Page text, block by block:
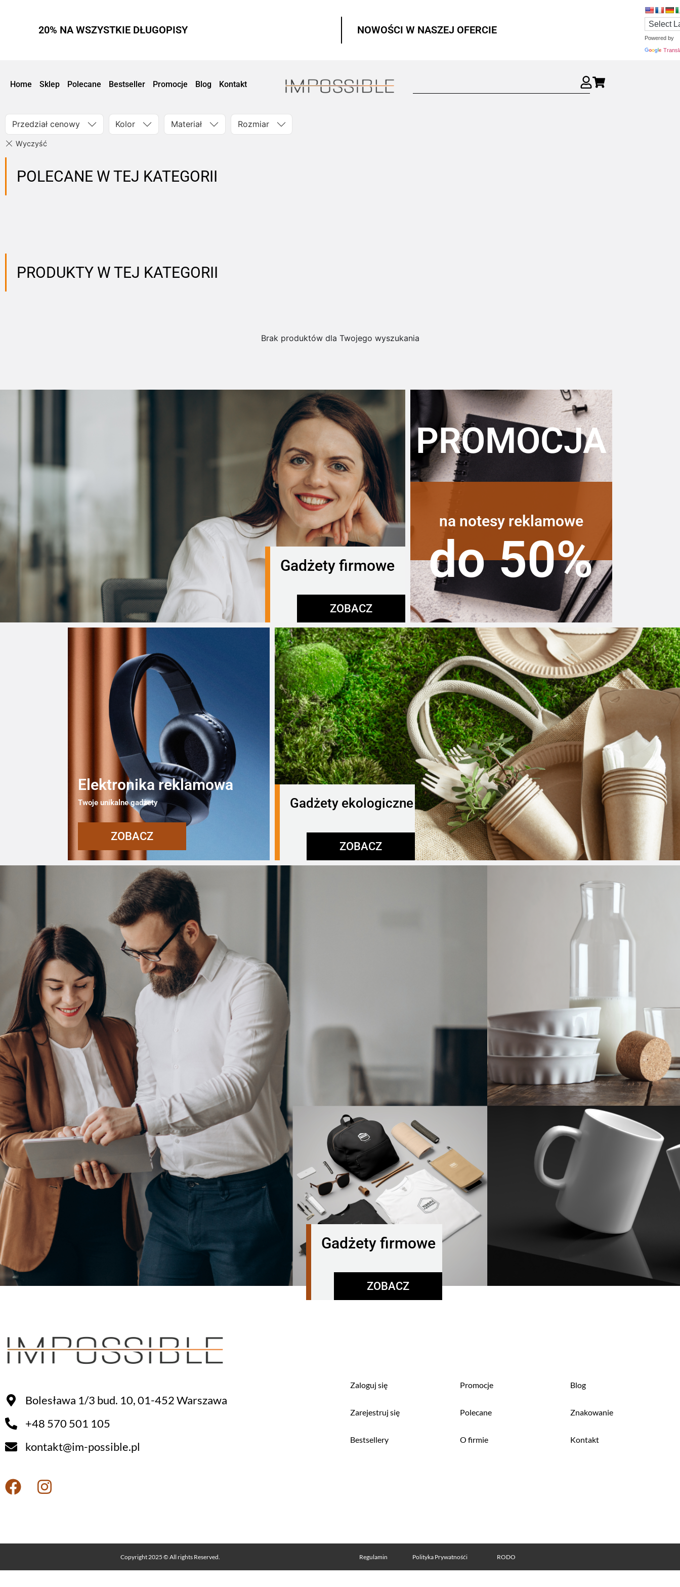
20% NA WSZYSTKIE DŁUGOPISY NOWOŚCI W NASZEJ OFERCIE
Powered by
Home Sklep Polecane Bestseller Promocje Blog Kontakt
Przedział cenowy Kolor Materiał Rozmiar
POLECANE W TEJ KATEGORII
PRODUKTY W TEJ KATEGORII
Brak produktów dla Twojego wyszukania
Gadżety firmowe
ZOBACZ
PROMOCJA
na notesy reklamowe
do 50%
Elektronika reklamowa
Twoje unikalne gadżety
ZOBACZ
Gadżety ekologiczne
ZOBACZ
Gadżety firmowe
ZOBACZ
Bolesława 1/3 bud. 10, 01-452 Warszawa
+48 570 501 105
kontakt@im-possible.pl
Zaloguj się
Zarejestruj się
Bestsellery
Promocje
Polecane
O firmie
Blog
Znakowanie
Kontakt
Copyright 2025 © All rights Reserved. Regulamin Polityka Prywatnośći RODO